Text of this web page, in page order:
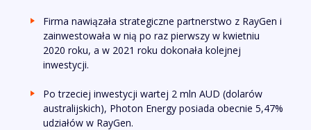
Firma nawiązała strategiczne partnerstwo z RayGen i
zainwestowała w nią po raz pierwszy w kwietniu
2020 roku, a w 2021 roku dokonała kolejnej
inwestycji.
Po trzeciej inwestycji wartej 2 mln AUD (dolarów
australijskich), Photon Energy posiada obecnie 5,47%
udziałów w RayGen.